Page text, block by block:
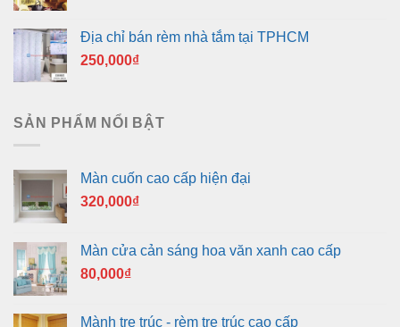
Địa chỉ bán rèm nhà tắm tại TPHCM
250,000₫
SẢN PHẨM NỔI BẬT
Màn cuốn cao cấp hiện đại
320,000₫
Màn cửa cản sáng hoa văn xanh cao cấp
80,000₫
Mành tre trúc - rèm tre trúc cao cấp